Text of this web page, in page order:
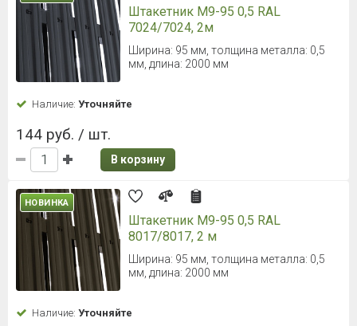
Штакетник М9-95 0,5 RAL
7024/7024, 2м
Ширина: 95 мм, толщина металла: 0,5
мм, длина: 2000 мм
Наличие: Уточняйте
144 руб. / шт.
В корзину
НОВИНКА
Штакетник М9-95 0,5 RAL
8017/8017, 2 м
Ширина: 95 мм, толщина металла: 0,5
мм, длина: 2000 мм
Наличие: Уточняйте